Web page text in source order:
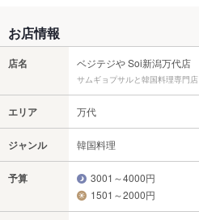
お店情報
店名 ベジテジや Soi新潟万代店
サムギョプサルと韓国料理専門店
エリア 万代
ジャンル 韓国料理
予算
3001～4000円
1501～2000円